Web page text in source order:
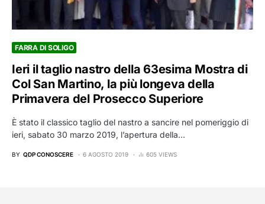
FARRA DI SOLIGO
Ieri il taglio nastro della 63esima Mostra di
Col San Martino, la più longeva della
Primavera del Prosecco Superiore
È stato il classico taglio del nastro a sancire nel pomeriggio di
ieri, sabato 30 marzo 2019, l’apertura della…
BY QDP CONOSCERE 6 AGOSTO 2019 605 VIEWS